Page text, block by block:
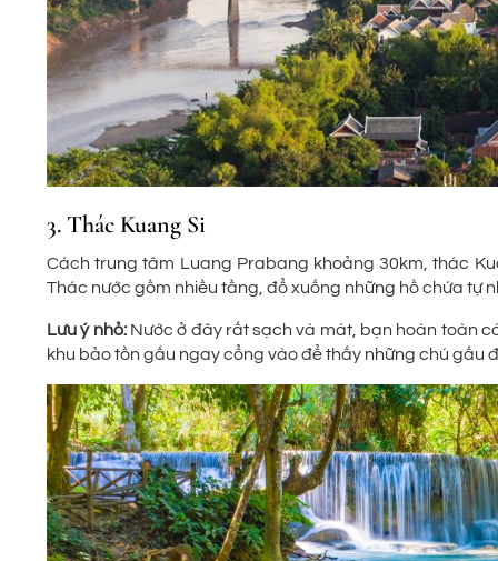
3. Thác Kuang Si
Cách trung tâm Luang Prabang khoảng 30km, thác
Thác nước gồm nhiều tầng, đổ xuống những hồ chứa tự
Lưu ý nhỏ:Nước ở đây rất sạch và mát, bạn hoàn toàn
khu bảo tồn gấu ngay cổng vào để thấy những chú gấu